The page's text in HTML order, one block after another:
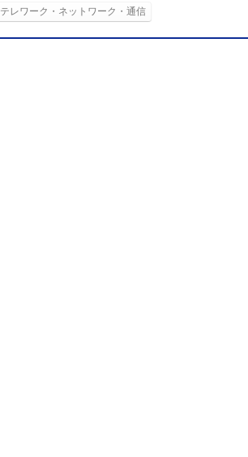
テレワーク・ネットワーク・通信